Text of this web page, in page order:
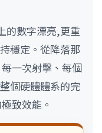
的數字漂亮,更重
穩定。從降落那
一次射擊、每個
個硬體體系的完
致效能。